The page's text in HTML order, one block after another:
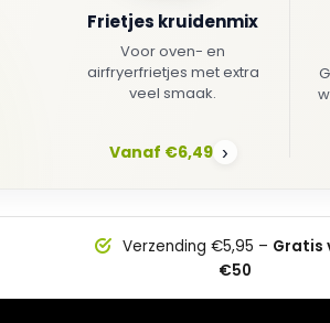
Frietjes kruidenmix
Voor oven- en
airfryerfrietjes met extra
veel smaak.
Vanaf €6,49 ›
Verzending €5,95 – Gratis
€50